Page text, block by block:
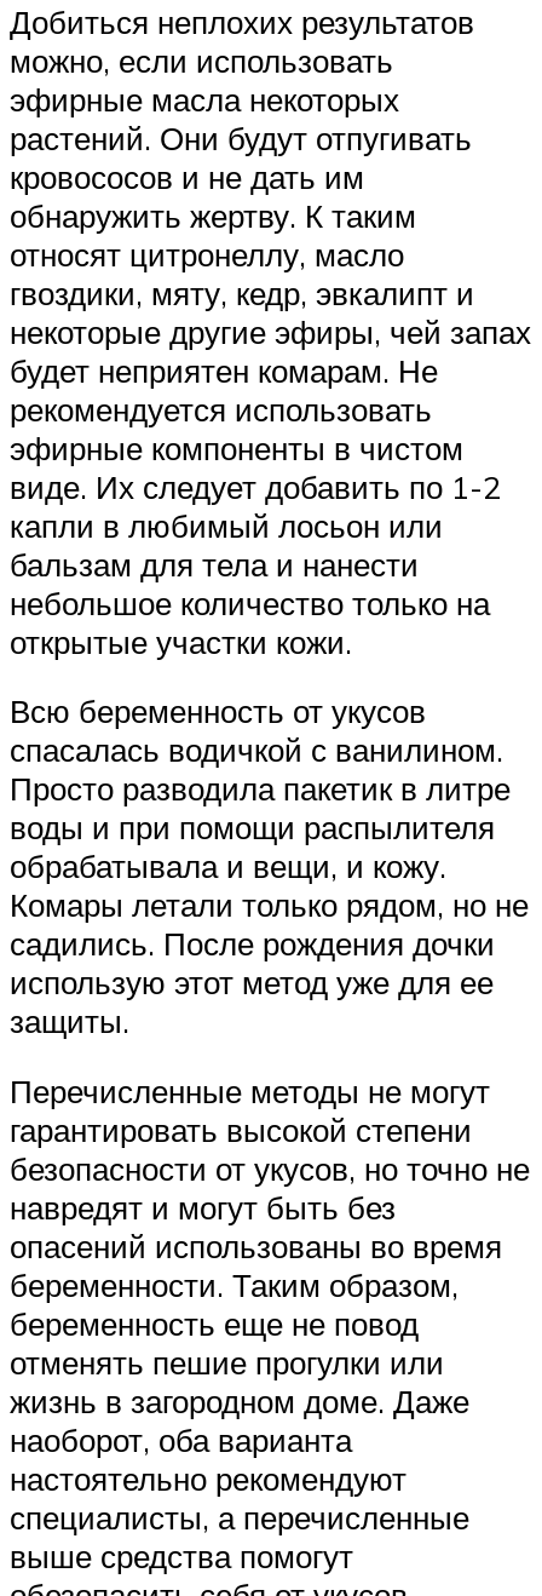
Добиться неплохих результатов
можно, если использовать
эфирные масла некоторых
растений. Они будут отпугивать
кровососов и не дать им
обнаружить жертву. К таким
относят цитронеллу, масло
гвоздики, мяту, кедр, эвкалипт и
некоторые другие эфиры, чей запах
будет неприятен комарам. Не
рекомендуется использовать
эфирные компоненты в чистом
виде. Их следует добавить по 1-2
капли в любимый лосьон или
бальзам для тела и нанести
небольшое количество только на
открытые участки кожи.
Всю беременность от укусов
спасалась водичкой с ванилином.
Просто разводила пакетик в литре
воды и при помощи распылителя
обрабатывала и вещи, и кожу.
Комары летали только рядом, но не
садились. После рождения дочки
использую этот метод уже для ее
защиты.
Перечисленные методы не могут
гарантировать высокой степени
безопасности от укусов, но точно не
навредят и могут быть без
опасений использованы во время
беременности. Таким образом,
беременность еще не повод
отменять пешие прогулки или
жизнь в загородном доме. Даже
наоборот, оба варианта
настоятельно рекомендуют
специалисты, а перечисленные
выше средства помогут